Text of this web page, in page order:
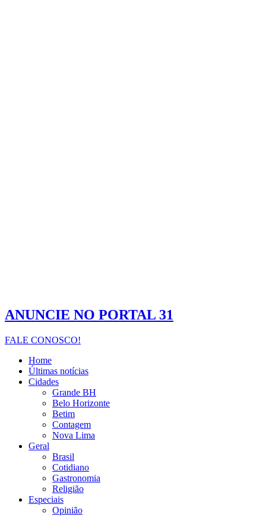
ANUNCIE NO PORTAL 31
FALE CONOSCO!
Home
Últimas notícias
Cidades
Grande BH
Belo Horizonte
Betim
Contagem
Nova Lima
Geral
Brasil
Cotidiano
Gastronomia
Religião
Especiais
Opinião